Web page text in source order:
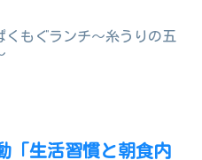
くもぐランチ～糸うりの五
「生活習慣と朝食内